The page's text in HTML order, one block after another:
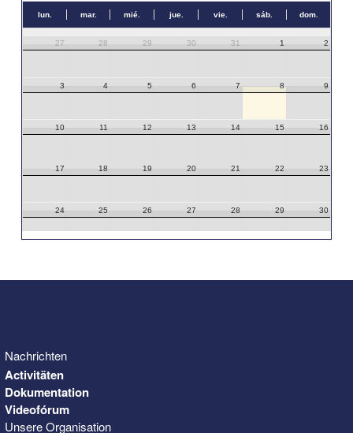
lun. mar. mié. jue. vie. sáb. dom.
27 28 29 30 31 1 2
3 4 5 6 7 8 9
10 11 12 13 14 15 16
17 18 19 20 21 22 23
24 25 26 27 28 29 30
Nachrichten
Activitäten
Dokumentation
Videofórum
Unsere Organisation